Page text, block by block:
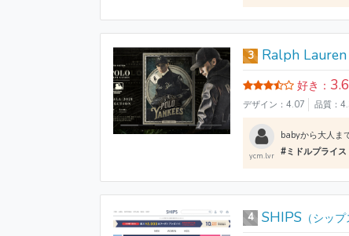
3 Ralph Lauren
好き：
デザイン：4.07
品質：
ycm.lvr
#ミドルプライス
4 SHIPS（シップ